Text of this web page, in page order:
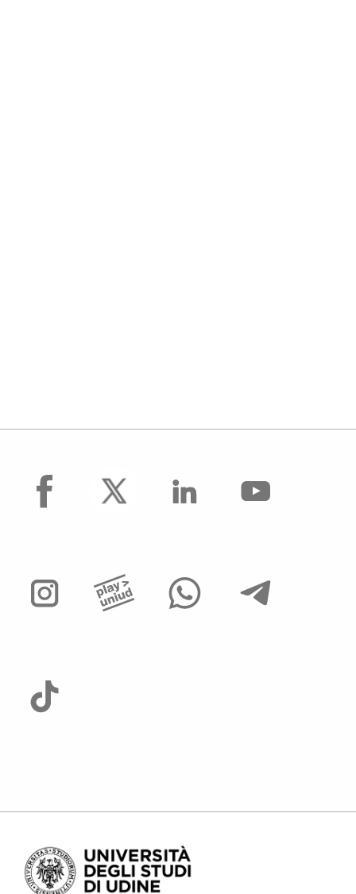
facebook